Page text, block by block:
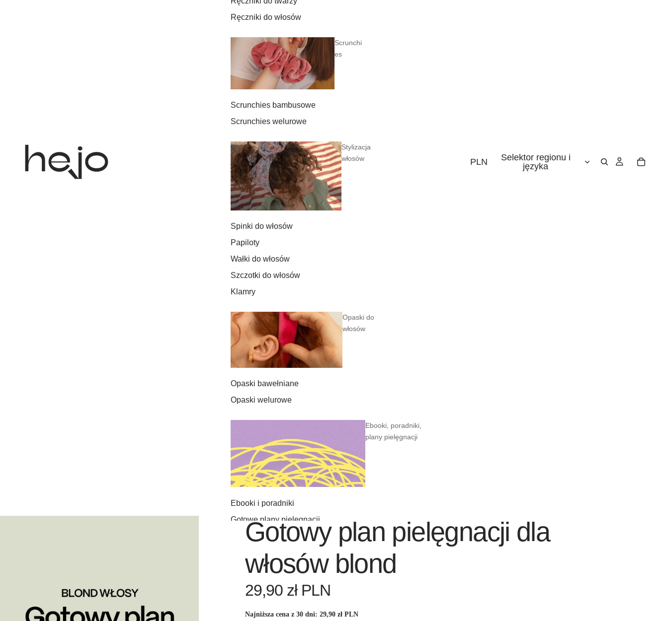
Ręczniki do włosów
Scrunchi
es
Scrunchies bambusowe
Scrunchies welurowe
Stylizacja
włosów
Spinki do włosów
Papiloty
Wałki do włosów
Szczotki do włosów
Klamry
Opaski do
włosów
Opaski bawełniane
Opaski welurowe
Ebooki, poradniki,
plany pielęgnacji
Ebooki i poradniki
Gotowe plany pielęgnacji
Turba
ny
W
PLN
Selektor regionu i
języka
Gotowy plan pielęgnacji dla
włosów blond
29,90 zł PLN
Najniższa cena z 30 dni: 29,90 zł PLN